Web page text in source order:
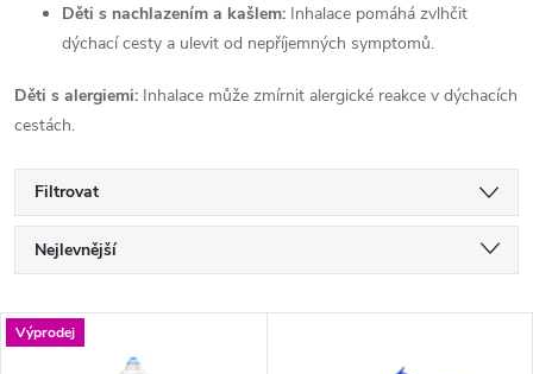
Děti s nachlazením a kašlem: Inhalace pomáhá zvlhčit
dýchací cesty a ulevit od nepříjemných symptomů.
Děti s alergiemi: Inhalace může zmírnit alergické reakce v dýchacích
cestách.
Filtrovat
Ř
a
Nejlevnější
Nejprodávanější
V
Výprodej